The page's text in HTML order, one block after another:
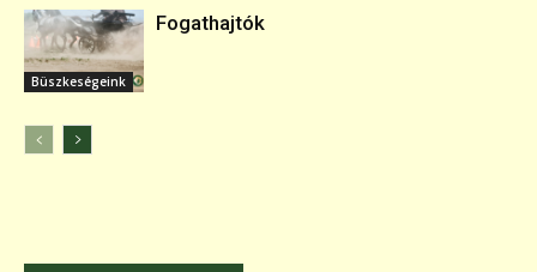
Büszkeségeink
Fogathajtók